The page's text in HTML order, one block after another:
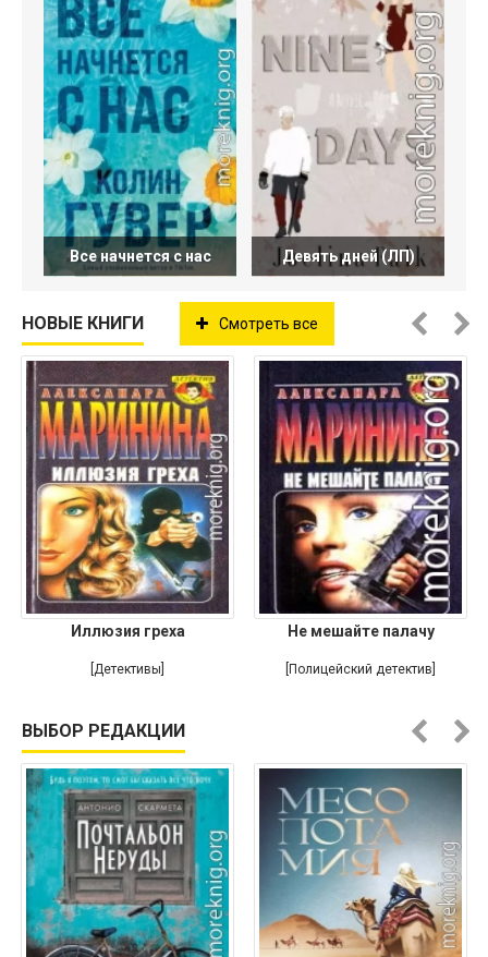
Все начнется с нас Девять дней (ЛП)
НОВЫЕ КНИГИ Смотреть все
Иллюзия греха
[Детективы]
Не мешайте палачу
[Полицейский детектив]
ВЫБОР РЕДАКЦИИ